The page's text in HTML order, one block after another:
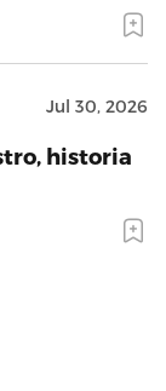
Jul 30, 2026
historia